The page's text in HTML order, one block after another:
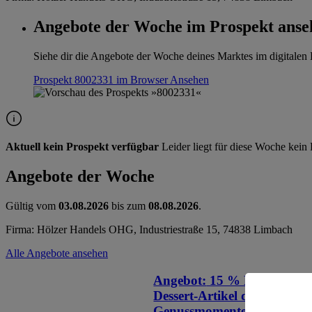
Angebote der Woche im Prospekt
Siehe dir die Angebote der Woche deines Marktes im digitalen
Prospekt 8002331 im BrowserAnsehen
Aktuell kein Prospekt verfügbar Leider liegt für diese Woche kein
Angebote der Woche
Gültig vom 03.08.2026 bis zum 08.08.2026.
Firma: Hölzer Handels OHG, Industriestraße 15, 74838 Limbach
Alle Angebote ansehen
Angebot: 15 % Rabatt auf
Dessert-Artikel der Marke